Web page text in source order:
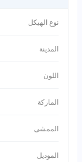
نوع الهيكل
المدينة
اللون
الماركة
الممشى
الموديل